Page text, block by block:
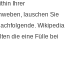
Ihrer
lauschen Sie
Wikipedia
die eine Fülle bei